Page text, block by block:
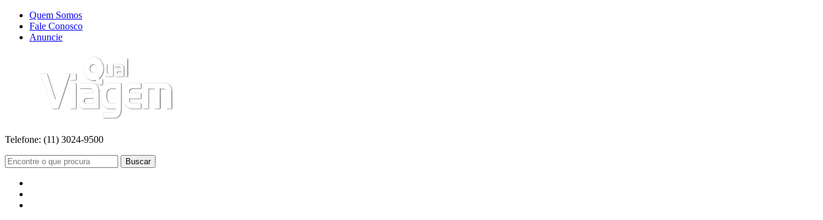
Quem Somos
Fale Conosco
Anuncie
Telefone: (11) 3024-9500
Buscar